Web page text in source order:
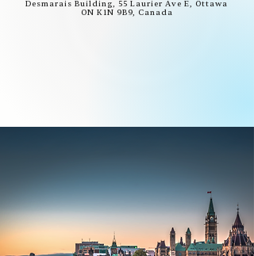
Desmarais Building, 55 Laurier Ave E, Ottawa
ON K1N 9B9, Canada